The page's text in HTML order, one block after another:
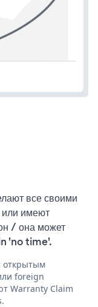
все своими
имеют
/ она может
'no time'.
открытым
foreign
Warranty Claim